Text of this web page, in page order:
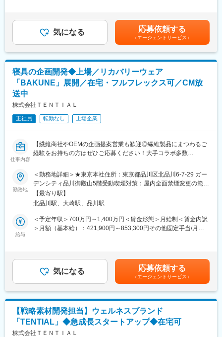
スタートアップです。
TENTIAL（テンシャル）は、2019年に誕生したコンディショニン
グブランドで、 アスリートの知見や最新の技術・研究を活用し、
製品を展開しています。
■働き方
TENTIALが掲げるミッションは短期間で達成できるものではな
えています。また、事業の推進のみならず、組織全体および個々
ます。これらの背景から従業員が自らのポテンシャルを最大限に
発揮できるようサポートする制度を策定しました。
変更の範囲：会社の定める業務
▼業務内容
・コンセプト立案、設計
・消費者ニーズの発掘、商品のリサーチ
・OEM開発担当者とのすり合わせ、開発への落とし込み
・試作依頼および試作品評価
・新商品の効果・使用感のベース検討
その他、ビューティー商品に関わる幅広い業務をお任せします。
https://herlipto.jp/pages/brand-beauty
・創業して数年のベンチャー企業です。スピード感があり、成長
できる環境の中で働くことができます。
変更の範囲：会社の定める業務
くまでも目安の金額であり、選考を通じて上下する可能性があり
ます。月給(月額)は固定手当を含めた表記です。
気になる 応募依頼する
（エージェントサービス）
寝具の企画開発◆上場／リカバリーウェア
「BAKUNE」展開／在宅・フルフレックス可／CM放
送中
株式会社ＴＥＮＴＩＡＬ
正社員 転勤なし 上場企業
仕事内容
【繊維商社やOEMの企画提案営業も歓迎◎繊維製品にまつわるご
経験をお持ちの方はぜひご応募ください！大手コラボ多数
★「健康に前向きな社会を創り、人類のポテンシャルを引き出
す。」をミッションとし、人々のコンディショニングにまつわる
製品を展開
★売上高・営業利益ともに、高い成長を遂げる急成長上場企業
★職種未経験でも、繊維商社やOEMでの企画提案営業のご経験を
お持ちの方は歓迎です！
します。
商品のコンセプト企画・立案から、リリースまでのスケジュール
管理・OEM先との連携を主にお任せをします。
■募集背景
今後商品ラインナップを広げていくにあたり、一緒に機動力高く
開発を進めてくださる仲間を募集しています。
勤務地
＜勤務地詳細＞★東京本社住所：東京都品川区北品川6-7-29 ガー
デンシティ品川御殿山5階受動喫煙対策：屋内全面禁煙変更の範
囲：会社の定める事業所（リモートワーク含む）
【最寄り駅】
北品川駅、大崎駅、品川駅
給与
＜予定年収＞700万円～1,400万円＜賃金形態＞月給制＜賃金内訳
＞月額（基本給）：421,900円～853,300円その他固定手当/月：
＜残業手当＞有＜給与補足＞■その他固定手当：在宅勤務手当※業
績連動賞与あり賃金はあくまでも目安の金額であり、選考を通じ
て上下する可能性があります。月給(月額)は固定手当を含めた表記
です。
気になる 応募依頼する
（エージェントサービス）
【戦略素材開発担当】ウェルネスブランド
「TENTIAL」◆急成長スタートアップ◆在宅可
株式会社ＴＥＮＴＩＡＬ